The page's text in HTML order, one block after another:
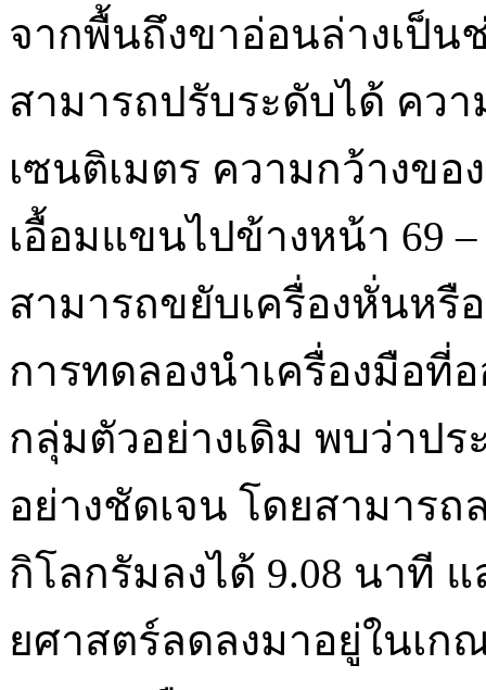
จากพื้นถึงขาอ่อนล่างเป็น
สามารถปรับระดับได้ ควา
เซนติเมตร ความกว้างขอ
เอื้อมแขนไปข้างหน้า 69
สามารถขยับเครื่องหั่นหรื
การทดลองนำเครื่องมือที่
กลุ่มตัวอย่างเดิม พบว่าป
อย่างชัดเจน โดยสามารถ
กิโลกรัมลงได้ 9.08 นาที
ยศาสตร์ลดลงมาอยู่ในเ